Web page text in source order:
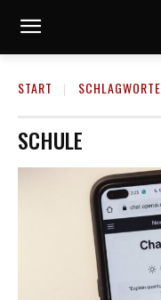
START SCHLAGWORTE
SCHULE